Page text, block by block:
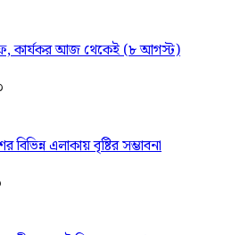
কার্যকর আজ থেকেই (৮ আগস্ট)
বিভিন্ন এলাকায় বৃষ্টির সম্ভাবনা